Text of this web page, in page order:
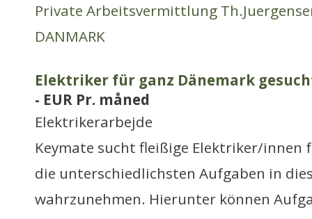
Private Arbeitsvermittlung
DANMARK
Elektriker für ganz Dänemark
- EUR Pr. måned
Elektrikerarbejde
Keymate sucht fleißige Elektriker/innen
die unterschiedlichsten Aufgaben in
wahrzunehmen. Hierunter können